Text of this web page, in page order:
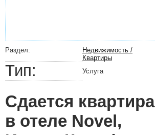
Раздел:
Недвижимость /
Квартиры
Тип: Услуга
Сдается квартира
в отеле Novel,